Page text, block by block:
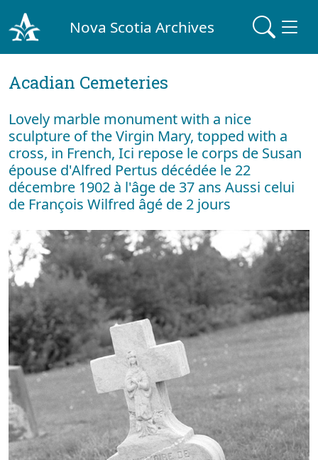
Nova Scotia Archives
Acadian Cemeteries
Lovely marble monument with a nice
sculpture of the Virgin Mary, topped with a
cross, in French, Ici repose le corps de Susan
épouse d'Alfred Pertus décédée le 22
décembre 1902 à l'âge de 37 ans Aussi celui
de François Wilfred âgé de 2 jours